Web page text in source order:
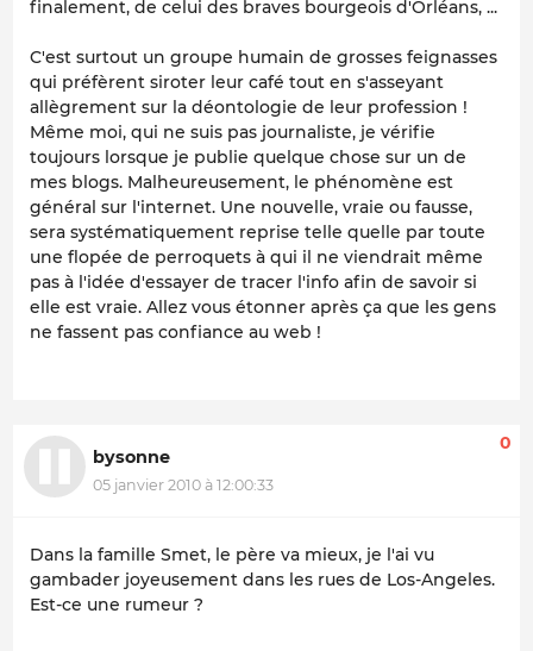
finalement, de celui des braves bourgeois d'Orléans, ...
C'est surtout un groupe humain de grosses feignasses
qui préfèrent siroter leur café tout en s'asseyant
allègrement sur la déontologie de leur profession !
Même moi, qui ne suis pas journaliste, je vérifie
toujours lorsque je publie quelque chose sur un de
mes blogs. Malheureusement, le phénomène est
général sur l'internet. Une nouvelle, vraie ou fausse,
sera systématiquement reprise telle quelle par toute
une flopée de perroquets à qui il ne viendrait même
pas à l'idée d'essayer de tracer l'info afin de savoir si
elle est vraie. Allez vous étonner après ça que les gens
ne fassent pas confiance au web !
bysonne
05 janvier 2010 à 12:00:33
0
Dans la famille Smet, le père va mieux, je l'ai vu
gambader joyeusement dans les rues de Los-Angeles.
Est-ce une rumeur ?